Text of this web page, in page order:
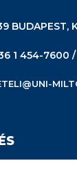
BUDAPEST,
1 454-7600